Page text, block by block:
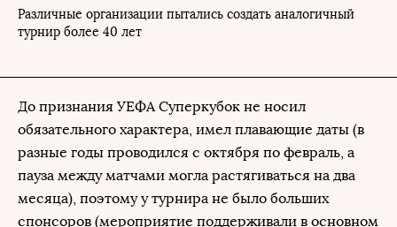
Различные организации пытались создать аналогичный
турнир более 40 лет
До признания УЕФА Суперкубок не носил
обязательного характера, имел плавающие даты (в
разные годы проводился с октября по февраль, а
пауза между матчами могла растягиваться на два
месяца), поэтому у турнира не было больших
спонсоров (мероприятие поддерживали в основном